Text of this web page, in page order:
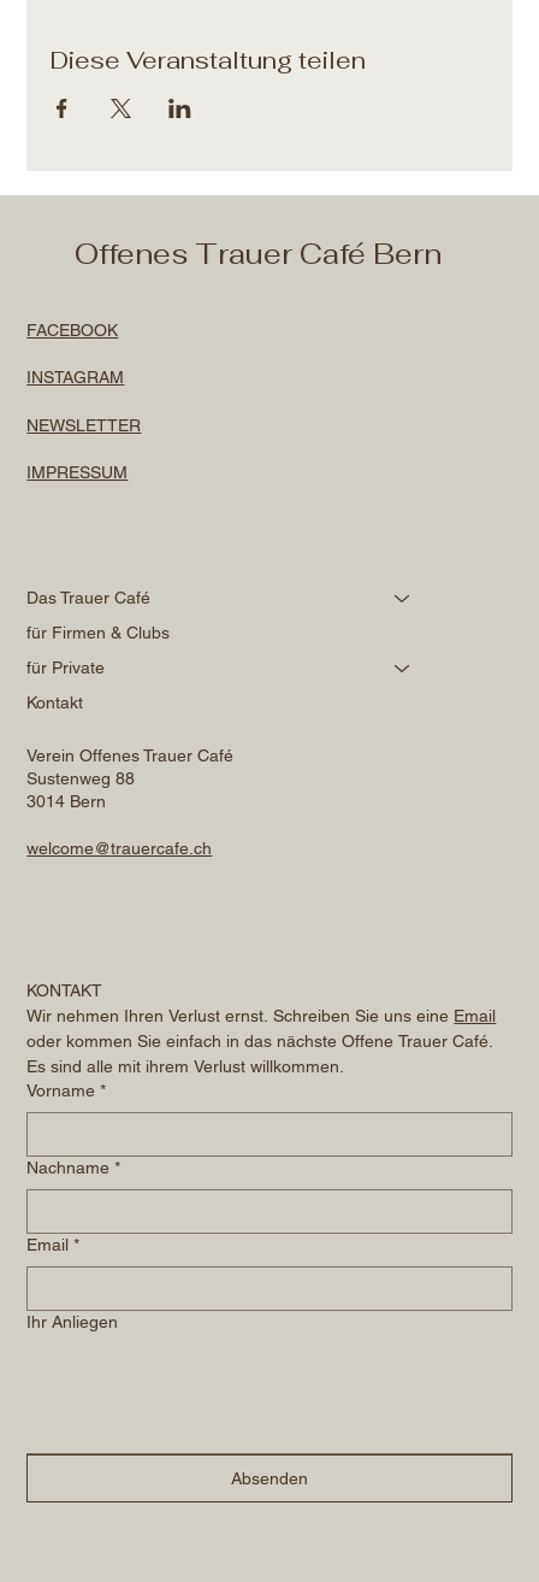
Diese Veranstaltung teilen
Offenes Trauer Café Bern
FACEBOOK
INSTAGRAM
NEWSLETTER
IMPRESSUM
Das Trauer Café
für Firmen & Clubs
für Private
Kontakt
Verein Offenes Trauer Café
Sustenweg 88
3014 Bern
welcome@trauercafe.ch
KONTAKT
Wir nehmen Ihren Verlust ernst. Schreiben Sie uns eine Email
oder kommen Sie einfach in das nächste Offene Trauer Café.
Es sind alle mit ihrem Verlust willkommen.
Vorname *
Nachname *
Email *
Ihr Anliegen
Absenden